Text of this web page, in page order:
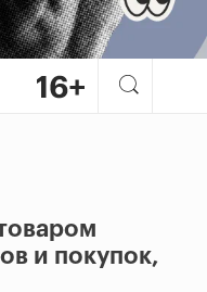
и покупок,